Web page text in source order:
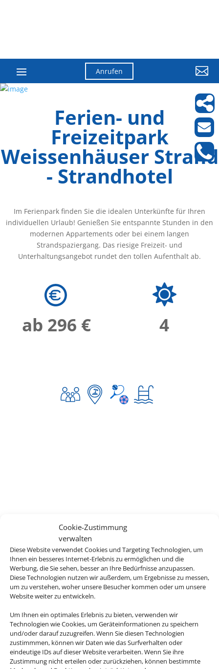
Cookie-Zustimmung
verwalten
Diese Website verwendet Cookies und Targeting Technologien, um
Ihnen ein besseres Internet-Erlebnis zu ermöglichen und die
Werbung, die Sie sehen, besser an Ihre Bedürfnisse anzupassen.
Diese Technologien nutzen wir außerdem, um Ergebnisse zu messen,
um zu verstehen, woher unsere Besucher kommen oder um unsere
Website weiter zu entwickeln.
Um Ihnen ein optimales Erlebnis zu bieten, verwenden wir
Technologien wie Cookies, um Geräteinformationen zu speichern
und/oder darauf zuzugreifen. Wenn Sie diesen Technologien
zustimmmen, können wir Daten wie das Surfverhalten oder
eindeutige IDs auf dieser Website verarbeiten. Wenn Sie ihre
Zustimmung nicht erteilen oder zurückziehen, können bestimmte
Anrufen 
Ferien- und
Freizeitpark
Weissenhäuser Strand
- Strandhotel
Im Ferienpark finden Sie die idealen Unterkünfte für Ihren
individuellen Urlaub! Genießen Sie entspannte Stunden in den
modernen Appartements oder bei einem langen
Strandspaziergang. Das riesige Freizeit- und
Unterhaltungsangebot rundet den tollen Aufenthalt ab.
ab 296 € 4